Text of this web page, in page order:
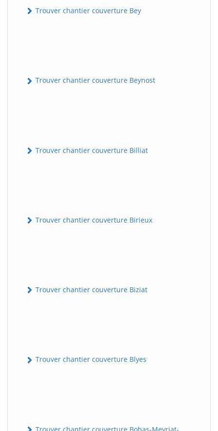
Trouver chantier couverture Bey
Trouver chantier couverture Beynost
Trouver chantier couverture Billiat
Trouver chantier couverture Birieux
Trouver chantier couverture Biziat
Trouver chantier couverture Blyes
Trouver chantier couverture Bohas-Meyriat-